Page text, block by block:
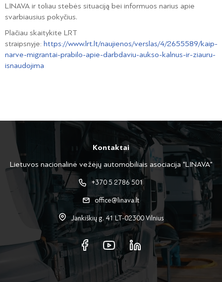
LINAVA ir toliau stebės situaciją bei informuos narius apie
svarbiausius pokyčius.
Plačiau skaitykite LRT
straipsnyje: https://www.lrt.lt/naujienos/verslas/4/2655589/kaip-
narve-migrantai-prabilo-apie-darbdaviu-aukso-kalnus-ir-ziauru-
isnaudojima
Kontaktai
Lietuvos nacionalinė vežėjų automobiliais asociacija "LINAVA"
+370 5 2786 501
office@linava.lt
Jankiškių g. 41 LT-02300 Vilnius